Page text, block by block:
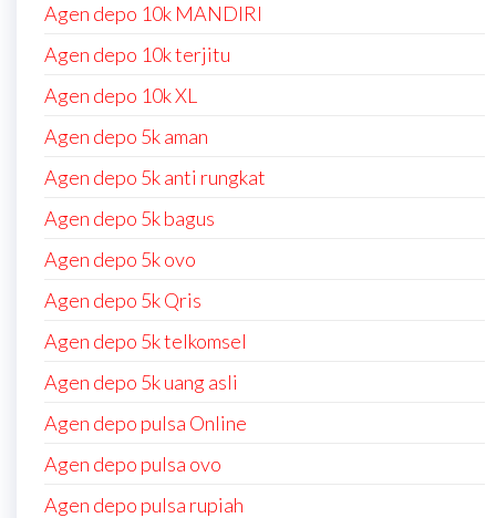
Agen depo 10k MANDIRI
Agen depo 10k terjitu
Agen depo 10k XL
Agen depo 5k aman
Agen depo 5k anti rungkat
Agen depo 5k bagus
Agen depo 5k ovo
Agen depo 5k Qris
Agen depo 5k telkomsel
Agen depo 5k uang asli
Agen depo pulsa Online
Agen depo pulsa ovo
Agen depo pulsa rupiah